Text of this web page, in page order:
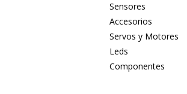
Sensores
Accesorios
Servos y Motores
Leds
Componentes